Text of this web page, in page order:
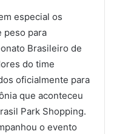
especial os
peso para
Brasileiro de
do time
oficialmente para
que aconteceu
Park Shopping.
o evento